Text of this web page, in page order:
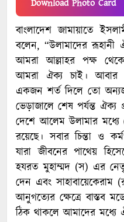
Download Photo Card
বাংলাদেশ জামায়াতে
বলেন, “উলামাদের
আমরা আল্লাহর পক্ষ
আমরা ঐক্য চাই। আবার
একজন শর্ত দিলে তো
ভেড়াজালে শেষ পর্যন্ত ঐক্য
দেশে আলেম উলামার মধ্যে
রয়েছে। সবার চিন্তা ও
যারা জীবনের পাথেয়
হযরত মুহাম্মদ (স) এর
দেন এবং
আনুগত্যের ক্ষেত্রে বাস্তব
ঠিক থাকলে আমাদের মধ্যে